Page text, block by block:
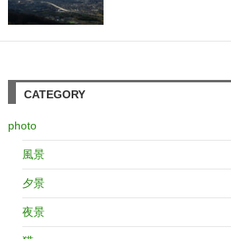
CATEGORY
photo
風景
夕景
夜景